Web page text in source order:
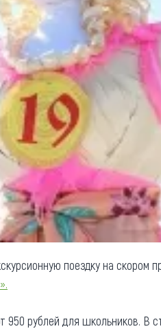
поездку на скором
950 рублей для школьников. В